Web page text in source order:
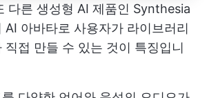
다른 생성형 AI 제품인 Synthesia
AI 아바타로 사용자가 라이브러리
직접 만들 수 있는 것이 특징입니